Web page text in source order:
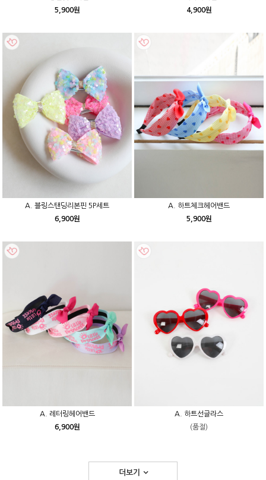
5,900원
4,900원
A. 블링스탠딩리본핀 5P세트
6,900원
A. 하트체크헤어밴드
5,900원
A. 레터링헤어밴드
6,900원
A. 하트선글라스
(품절)
더보기